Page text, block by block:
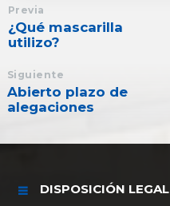
Previa
¿Qué mascarilla
utilizo?
Siguiente
Abierto plazo de
alegaciones
DISPOSICIÓN LEGAL